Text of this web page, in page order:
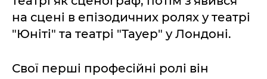
на сцені в епізодичних ролях у театрі
"Юніті" та театрі "Тауер" у Лондоні.
Свої перші професійні ролі він